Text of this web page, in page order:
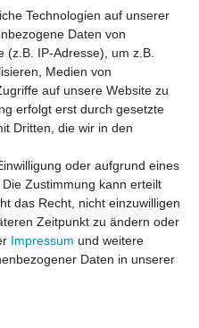
Technologien auf unserer
Daten von
(z.B. IP-Adresse), um z.B.
Medien von
auf unsere Website zu
erfolgt erst durch gesetzte
Dritten, die wir in den
oder aufgrund eines
Zustimmung kann erteilt
das Recht, nicht einzuwilligen
Zeitpunkt zu ändern oder
Impressum und weitere
Daten in unserer